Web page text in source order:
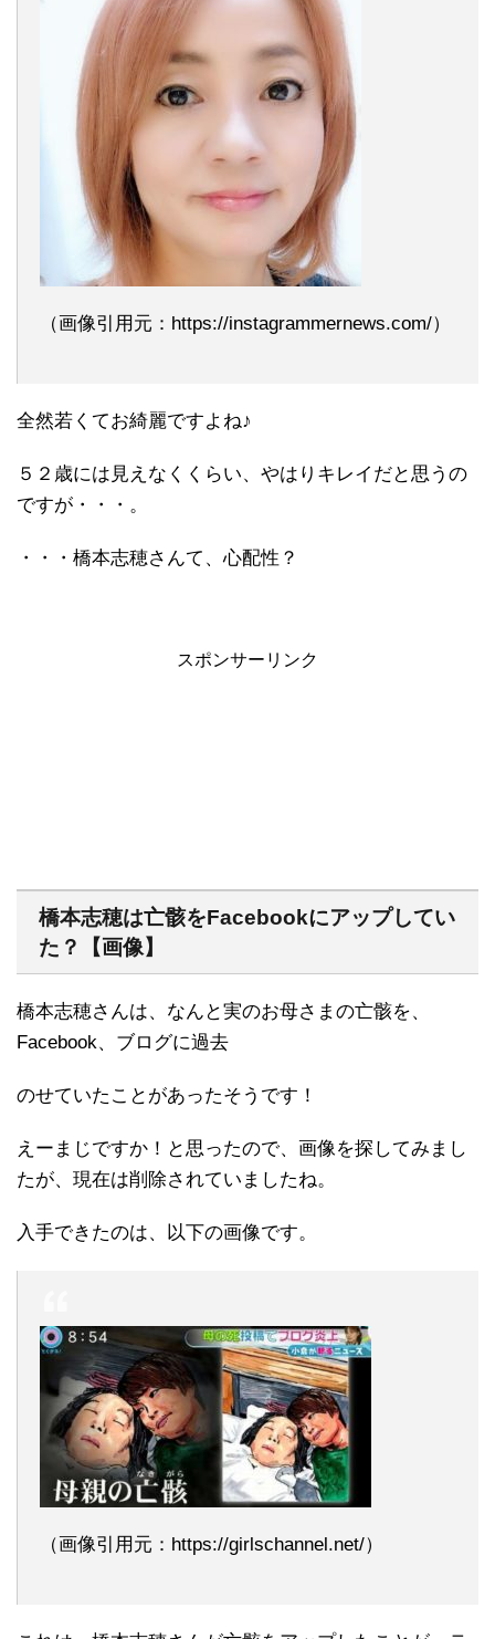
（画像引用元：https://instagrammernews.com/）
全然若くてお綺麗ですよね♪
５２歳には見えなくくらい、やはりキレイだと思うの
ですが・・・。
・・・橋本志穂さんて、心配性？
スポンサーリンク
橋本志穂は亡骸をFacebookにアップしてい
た？【画像】
橋本志穂さんは、なんと実のお母さまの亡骸を、
Facebook、ブログに過去
のせていたことがあったそうです！
えーまじですか！と思ったので、画像を探してみまし
たが、現在は削除されていましたね。
入手できたのは、以下の画像です。
（画像引用元：https://girlschannel.net/）